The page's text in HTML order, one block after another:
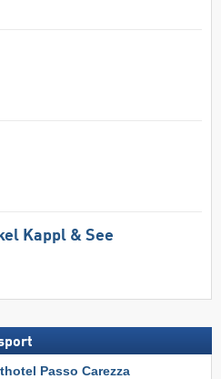
Kappl & See
Passo Carezza